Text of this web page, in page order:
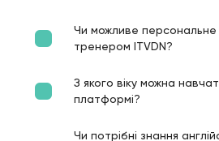
Чи можливе персональне
тренером ITVDN?
З якого віку можна
платформі?
Чи потрібні знання